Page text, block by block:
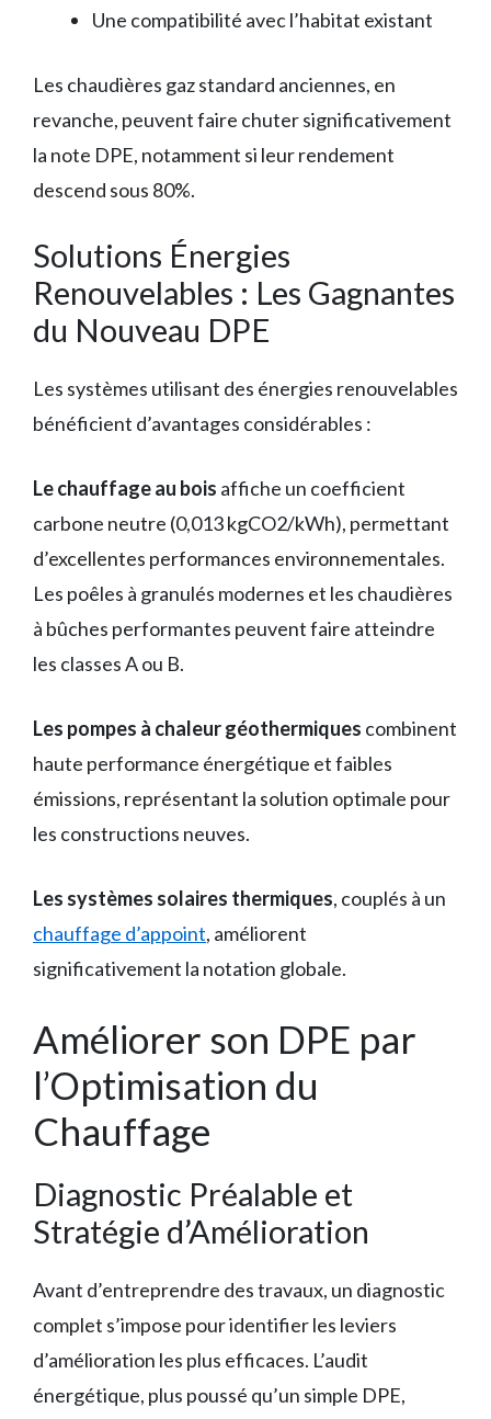
Une compatibilité avec l’habitat existant
Les chaudières gaz standard anciennes, en
revanche, peuvent faire chuter significativement
la note DPE, notamment si leur rendement
descend sous 80%.
Solutions Énergies
Renouvelables : Les Gagnantes
du Nouveau DPE
Les systèmes utilisant des énergies renouvelables
bénéficient d’avantages considérables :
Le chauffage au bois affiche un coefficient
carbone neutre (0,013 kgCO2/kWh), permettant
d’excellentes performances environnementales.
Les poêles à granulés modernes et les chaudières
à bûches performantes peuvent faire atteindre
les classes A ou B.
Les pompes à chaleur géothermiques combinent
haute performance énergétique et faibles
émissions, représentant la solution optimale pour
les constructions neuves.
Les systèmes solaires thermiques, couplés à un
chauffage d’appoint, améliorent
significativement la notation globale.
Améliorer son DPE par
l’Optimisation du
Chauffage
Diagnostic Préalable et
Stratégie d’Amélioration
Avant d’entreprendre des travaux, un diagnostic
complet s’impose pour identifier les leviers
d’amélioration les plus efficaces. L’audit
énergétique, plus poussé qu’un simple DPE,